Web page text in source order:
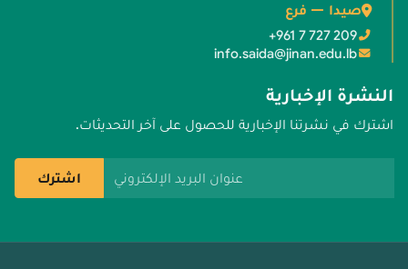
صيدا — فرع
+961 7 727 209
info.saida@jinan.edu.lb
النشرة الإخبارية
اشترك في نشرتنا الإخبارية للحصول على آخر التحديثات.
اشترك